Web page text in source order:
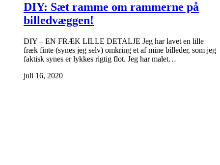
DIY: Sæt ramme om rammerne på
billedvæggen!
DIY – EN FRÆK LILLE DETALJE Jeg har lavet en lille
fræk finte (synes jeg selv) omkring et af mine billeder, som jeg
faktisk synes er lykkes rigtig flot. Jeg har malet…
juli 16, 2020